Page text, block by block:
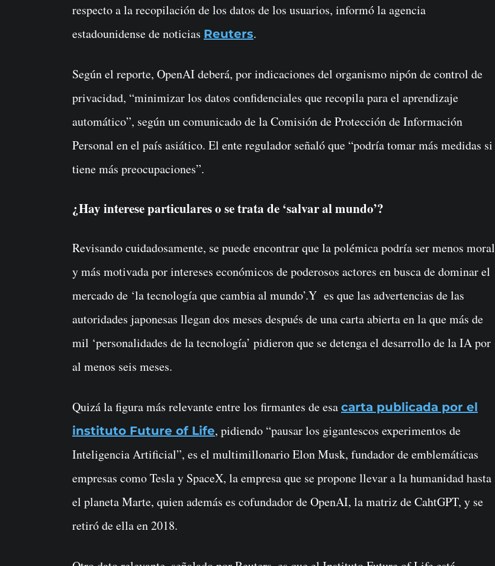
respecto a la recopilación de los datos de los usuarios, informó la agencia
estadounidense de noticias Reuters.
Según el reporte, OpenAI deberá, por indicaciones del organismo nipón de control de
privacidad, “minimizar los datos confidenciales que recopila para el aprendizaje
automático”, según un comunicado de la Comisión de Protección de Información
Personal en el país asiático. El ente regulador señaló que “podría tomar más medidas si
tiene más preocupaciones”.
¿Hay interese particulares o se trata de ‘salvar al mundo’?
Revisando cuidadosamente, se puede encontrar que la polémica podría ser menos moral
y más motivada por intereses económicos de poderosos actores en busca de dominar el
mercado de ‘la tecnología que cambia al mundo’.Y es que las advertencias de las
autoridades japonesas llegan dos meses después de una carta abierta en la que más de
mil ‘personalidades de la tecnología’ pidieron que se detenga el desarrollo de la IA por
al menos seis meses.
Quizá la figura más relevante entre los firmantes de esa carta publicada por el
instituto Future of Life, pidiendo “pausar los gigantescos experimentos de
Inteligencia Artificial”, es el multimillonario Elon Musk, fundador de emblemáticas
empresas como Tesla y SpaceX, la empresa que se propone llevar a la humanidad hasta
el planeta Marte, quien además es cofundador de OpenAI, la matriz de CahtGPT, y se
retiró de ella en 2018.